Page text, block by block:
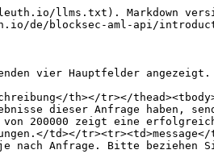
llms.txt). Markdown
de/blocksec-aml-api/
vier Hauptfelder angezeigt.
th></tr></
dieser Anfrage haben,
200000 zeigt eine
td></
Anfrage. Bitte beziehen